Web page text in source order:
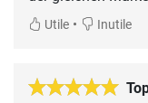
Utile • Inutile